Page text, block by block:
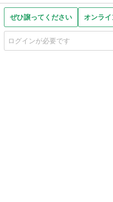
ぜひ譲ってください オンラ